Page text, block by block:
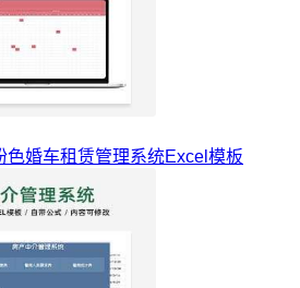
色婚车租赁管理系统Excel模板